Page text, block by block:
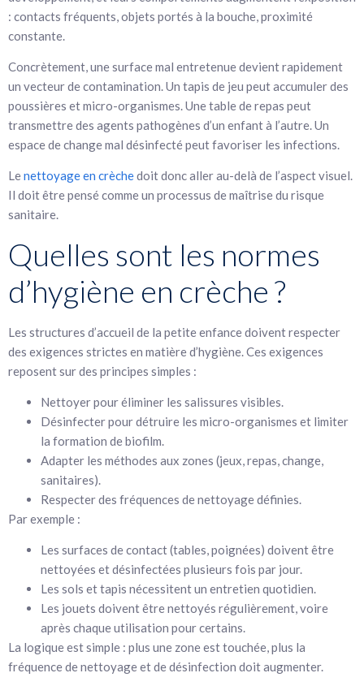
: contacts fréquents, objets portés à la bouche, proximité
constante.
Concrètement, une surface mal entretenue devient rapidement
un vecteur de contamination. Un tapis de jeu peut accumuler des
poussières et micro-organismes. Une table de repas peut
transmettre des agents pathogènes d’un enfant à l’autre. Un
espace de change mal désinfecté peut favoriser les infections.
Lenettoyage en crèchedoit donc aller au-delà de l’aspect visuel.
Il doit être pensé comme un processus de maîtrise du risque
sanitaire.
Quelles sont les normes
d’hygiène en crèche ?
Les structures d’accueil de la petite enfance doivent respecter
des exigences strictes en matière d’hygiène. Ces exigences
reposent sur des principes simples :
Nettoyer pour éliminer les salissures visibles.
Désinfecter pour détruire les micro-organismes et limiter
la formation de biofilm.
Adapter les méthodes aux zones (jeux, repas, change,
sanitaires).
Respecter des fréquences de nettoyage définies.
Par exemple :
Les surfaces de contact (tables, poignées) doivent être
nettoyées et désinfectées plusieurs fois par jour.
Les sols et tapis nécessitent un entretien quotidien.
Les jouets doivent être nettoyés régulièrement, voire
après chaque utilisation pour certains.
La logique est simple : plus une zone est touchée, plus la
fréquence de nettoyage et de désinfection doit augmenter.